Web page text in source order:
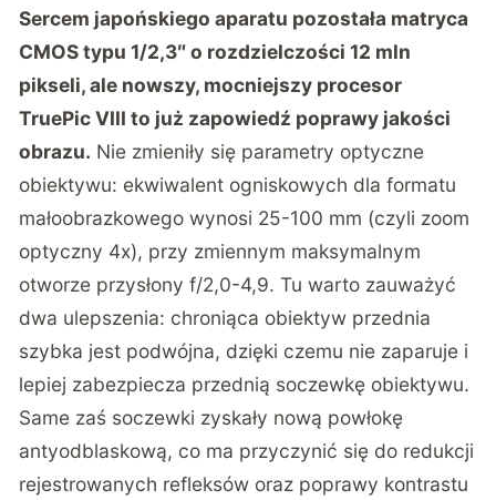
Sercem japońskiego aparatu pozostała matryca
CMOS typu 1/2,3″ o rozdzielczości 12 mln
pikseli, ale nowszy, mocniejszy procesor
TruePic VIII to już zapowiedź poprawy jakości
obrazu. Nie zmieniły się parametry optyczne
obiektywu: ekwiwalent ogniskowych dla formatu
małoobrazkowego wynosi 25-100 mm (czyli zoom
optyczny 4x), przy zmiennym maksymalnym
otworze przysłony f/2,0-4,9. Tu warto zauważyć
dwa ulepszenia: chroniąca obiektyw przednia
szybka jest podwójna, dzięki czemu nie zaparuje i
lepiej zabezpiecza przednią soczewkę obiektywu.
Same zaś soczewki zyskały nową powłokę
antyodblaskową, co ma przyczynić się do redukcji
rejestrowanych refleksów oraz poprawy kontrastu